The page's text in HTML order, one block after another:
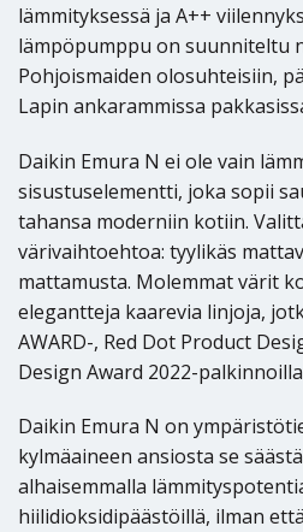
lämmityksessä ja A++
lämpöpumppu on suunniteltu
Pohjoismaiden olosuhteisiin,
Lapin ankarammissa
Daikin Emura N ei ole vain
sisustuselementti, joka sopii
tahansa moderniin kotiin.
värivaihtoehtoa: tyylikäs
mattamusta. Molemmat värit
elegantteja kaarevia linjoja,
AWARD-, Red Dot Product
Design Award 2022-
Daikin Emura N on
kylmäaineen ansiosta se
alhaisemmalla
hiilidioksidipäästöillä, ilman